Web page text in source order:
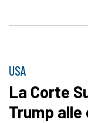
USA
La Corte
Trump alle